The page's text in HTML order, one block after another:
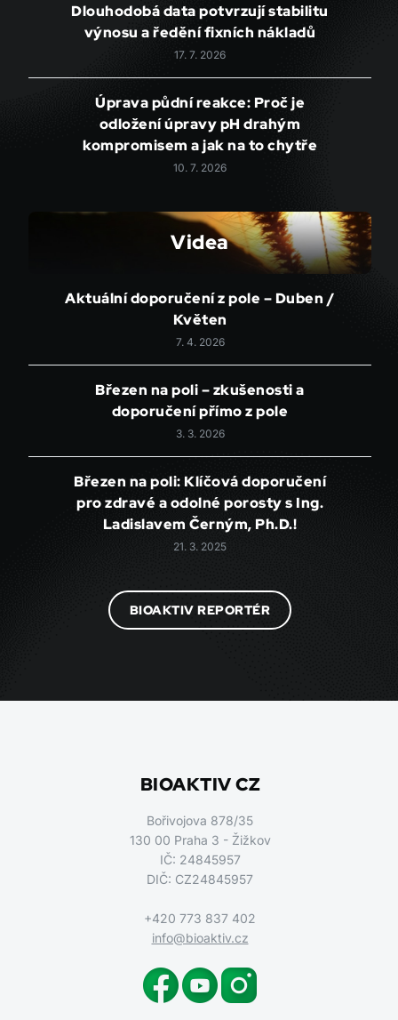
Dlouhodobá data potvrzují stabilitu
výnosu a ředění fixních nákladů
17. 7. 2026
Úprava půdní reakce: Proč je
odložení úpravy pH drahým
kompromisem a jak na to chytře
10. 7. 2026
Videa
Aktuální doporučení z pole – Duben /
Květen
7. 4. 2026
Březen na poli – zkušenosti a
doporučení přímo z pole
3. 3. 2026
Březen na poli: Klíčová doporučení
pro zdravé a odolné porosty s Ing.
Ladislavem Černým, Ph.D.!
21. 3. 2025
BIOAKTIV REPORTÉR
BIOAKTIV CZ
Bořivojova 878/35
130 00 Praha 3 - Žižkov
IČ: 24845957
DIČ: CZ24845957
+420 773 837 402
info@bioaktiv.cz